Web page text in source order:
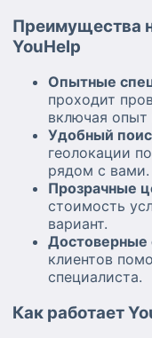
Преимущества
YouHelp
Опытные
проходит
включая
Удобный
геолокации
рядом с вами.
Прозрачные
стоимость
вариант.
Достоверные
клиентов
специалиста.
Как работает